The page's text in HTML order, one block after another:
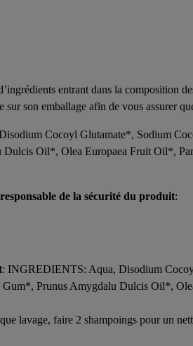
entrant dans la composition
sur son emballage afin de vous assurer
Cocoyl Glutamate*, Sodium
Oil*, Olea Europaea Fruit Oil*,
de la sécurité du produit:
: INGREDIENTS: Aqua, Disodium
Gum*, Prunus Amygdalu Dulcis Oil*,
lavage, faire 2 shampoings pour un